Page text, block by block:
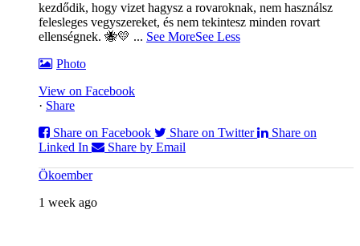
kezdődik, hogy vizet hagysz a rovaroknak, nem használsz
felesleges vegyszereket, és nem tekintesz minden rovart
ellenségnek. 🐝💛 ... See MoreSee Less
Photo
View on Facebook
· Share
Share on Facebook
Share on Twitter
Share on
Linked In
Share by Email
Ökoember
1 week ago